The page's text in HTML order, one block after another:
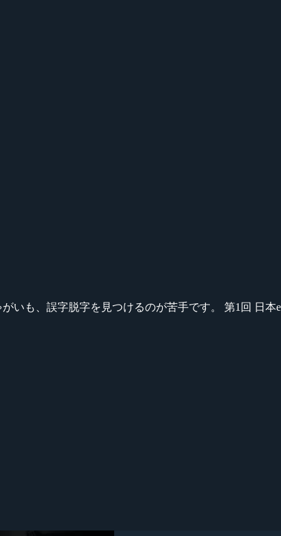
いも、誤字脱字を見つけるのが苦手です。 第1回 日